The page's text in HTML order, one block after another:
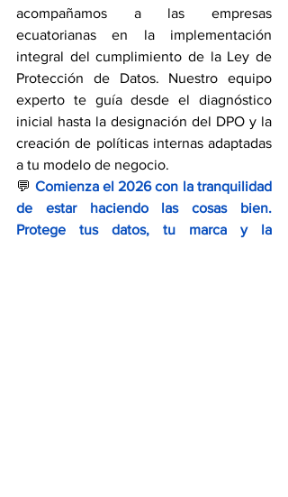
acompañamos a las empresas
ecuatorianas en la implementación
integral del cumplimiento de la Ley de
Protección de Datos. Nuestro equipo
experto te guía desde el diagnóstico
inicial hasta la designación del DPO y la
creación de políticas internas adaptadas
a tu modelo de negocio.
💬 Comienza el 2026 con la tranquilidad
de estar haciendo las cosas bien.
Protege tus datos, tu marca y la